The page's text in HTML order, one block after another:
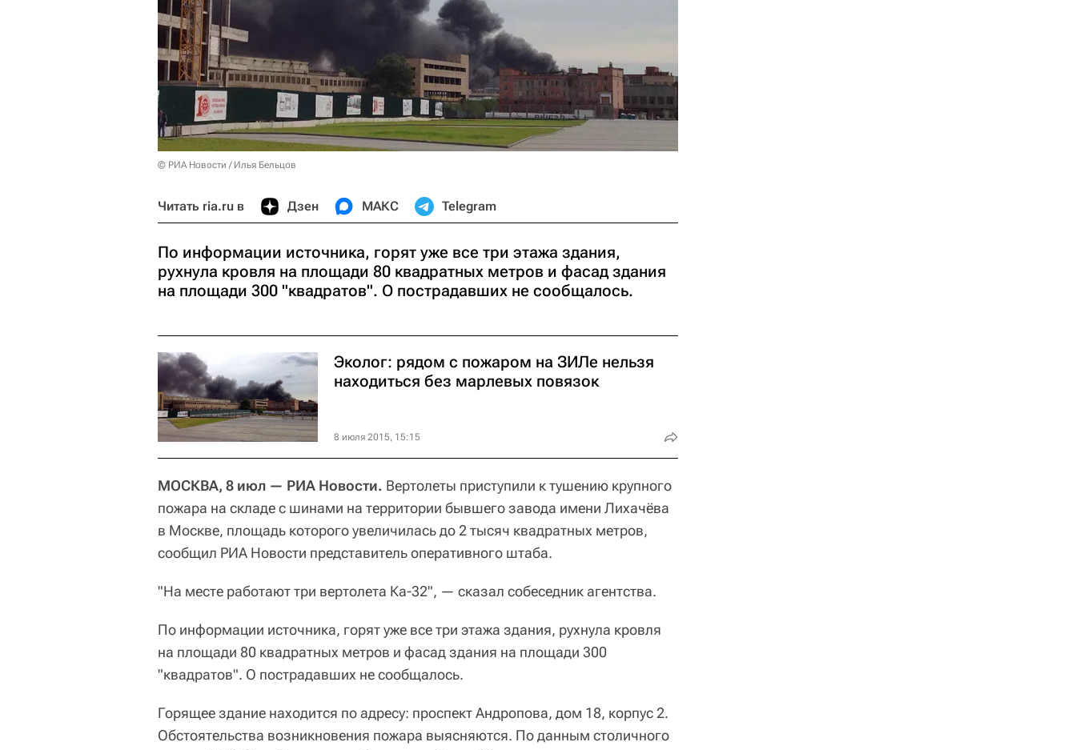
© РИА Новости / Илья Бельцов
Читать ria.ru в Дзен МАКС Telegram
По информации источника, горят уже все три этажа здания,
рухнула кровля на площади 80 квадратных метров и фасад здания
на площади 300 "квадратов". О пострадавших не сообщалось.
Эколог: рядом с пожаром на ЗИЛе нельзя
находиться без марлевых повязок
8 июля 2015, 15:15
МОСКВА, 8 июл — РИА Новости. Вертолеты приступили к тушению крупного
пожара на складе с шинами на территории бывшего завода имени Лихачёва
в Москве, площадь которого увеличилась до 2 тысяч квадратных метров,
сообщил РИА Новости представитель оперативного штаба.
"На месте работают три вертолета Ка-32", — сказал собеседник агентства.
По информации источника, горят уже все три этажа здания, рухнула кровля
на площади 80 квадратных метров и фасад здания на площади 300
"квадратов". О пострадавших не сообщалось.
Горящее здание находится по адресу: проспект Андропова, дом 18, корпус 2.
Обстоятельства возникновения пожара выясняются. По данным столичного